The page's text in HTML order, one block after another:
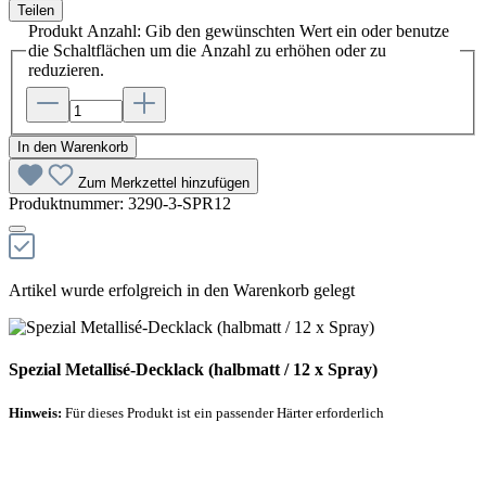
Teilen
Produkt Anzahl: Gib den gewünschten Wert ein oder benutze
die Schaltflächen um die Anzahl zu erhöhen oder zu
reduzieren.
In den Warenkorb
Zum Merkzettel hinzufügen
Produktnummer: 3290-3-SPR12
Artikel wurde erfolgreich in den Warenkorb gelegt
Spezial Metallisé-Decklack (halbmatt / 12 x Spray)
Hinweis: Für dieses Produkt ist ein passender Härter erforderlich